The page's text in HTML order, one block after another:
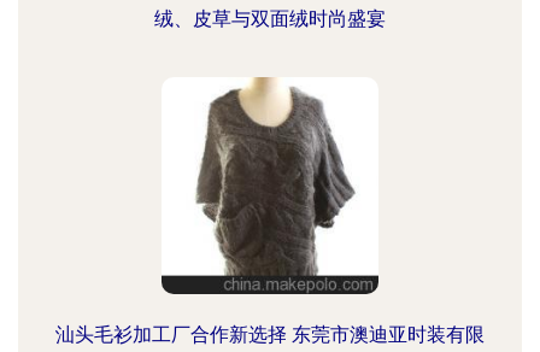
绒、皮草与双面绒时尚盛宴
汕头毛衫加工厂合作新选择 东莞市澳迪亚时装有限